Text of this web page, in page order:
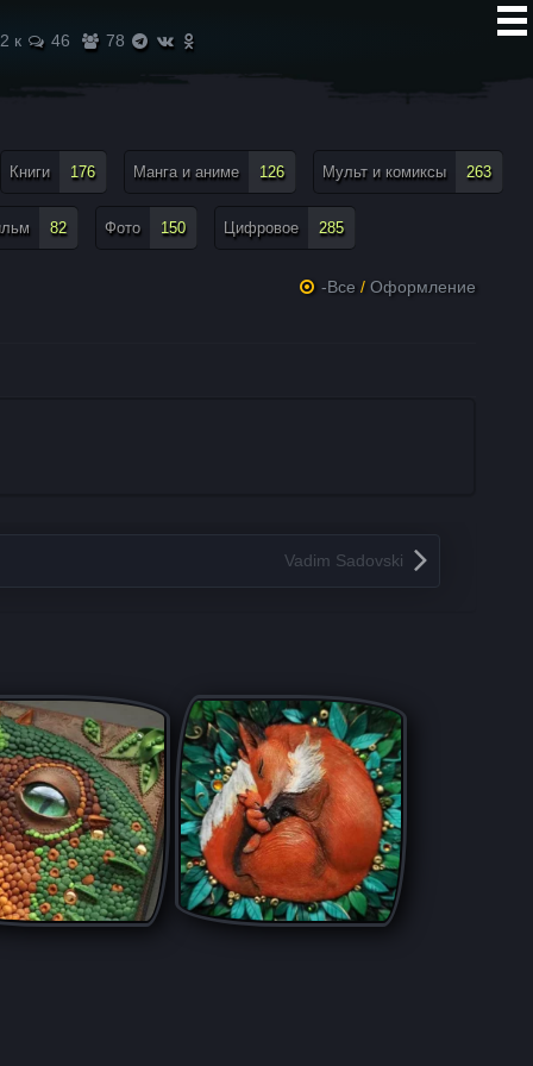
2 к 46 78
Книги 176 Манга и аниме 126 Мульт и комиксы 263
82 Фото 150 Цифровое 285
-Все / Оформление
Vadim Sadovski